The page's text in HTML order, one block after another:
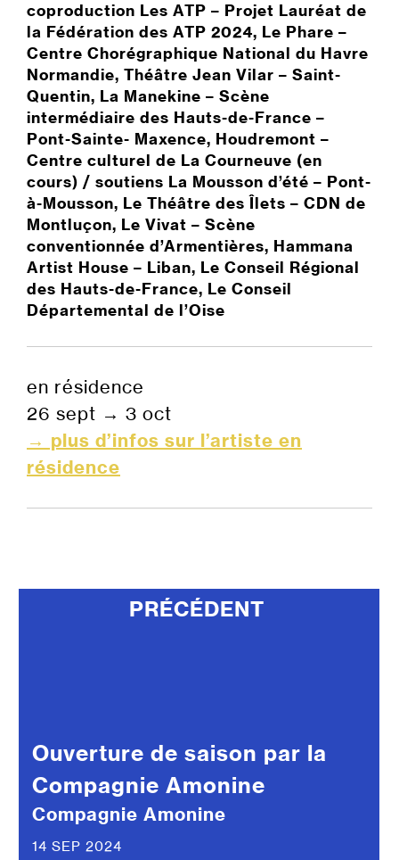
coproduction Les ATP – Projet Lauréat de
la Fédération des ATP 2024, Le Phare –
Centre Chorégraphique National du Havre
Normandie, Théâtre Jean Vilar – Saint-
Quentin, La Manekine – Scène
intermédiaire des Hauts-de-France –
Pont-Sainte- Maxence, Houdremont –
Centre culturel de La Courneuve (en
cours) / soutiens La Mousson d’été – Pont-
à-Mousson, Le Théâtre des Îlets – CDN de
Montluçon, Le Vivat – Scène
conventionnée d’Armentières, Hammana
Artist House – Liban, Le Conseil Régional
des Hauts-de-France, Le Conseil
Départemental de l’Oise
en résidence
26 sept → 3 oct
→ plus d’infos sur l’artiste en
résidence
PRÉCÉDENT
Ouverture de saison par la
Compagnie Amonine
Compagnie Amonine
14 SEP 2024